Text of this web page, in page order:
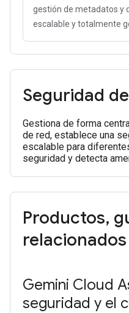
gestión de metadatos y
escalable y totalmente
Seguridad
Gestiona de forma
de red, establece una
escalable para
seguridad y detecta
Productos,
relacionados
Gemini Cloud
seguridad y el